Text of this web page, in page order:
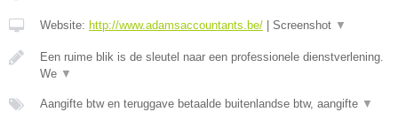
Website: http://www.adamsaccountants.be/ Screenshot ▼
Een ruime blik is de sleutel naar een professionele dienstverlening.
We ▼
Aangifte btw en teruggave betaalde buitenlandse btw, aangifte ▼